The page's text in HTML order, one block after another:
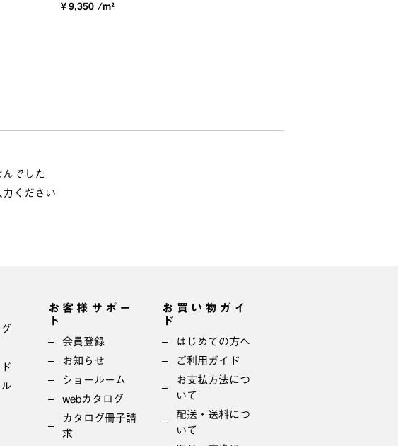
￥9,350 /m²
でした
ください
お客様サポー
ト
会員登録
お知らせ
ショールーム
webカタログ
カタログ冊子請
求
お買い物ガイ
ド
はじめての方へ
ご利用ガイド
お支払方法につ
いて
配送・送料につ
いて